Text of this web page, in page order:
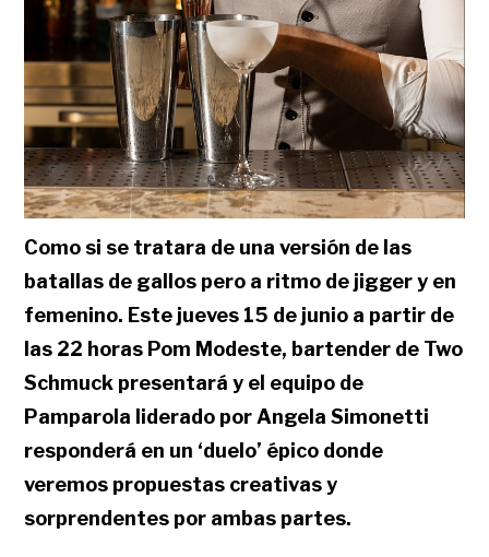
Como si se tratara de una versión de las
batallas de gallos pero a ritmo de jigger y en
femenino. Este jueves 15 de junio a partir de
las 22 horas Pom Modeste, bartender de Two
Schmuck presentará y el equipo de
Pamparola liderado por Angela Simonetti
responderá en un ‘duelo’ épico donde
veremos propuestas creativas y
sorprendentes por ambas partes.